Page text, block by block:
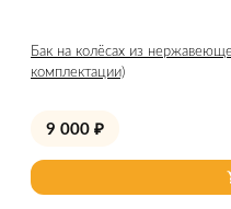
Бак на колёсах из
комплектации)
9 000 ₽